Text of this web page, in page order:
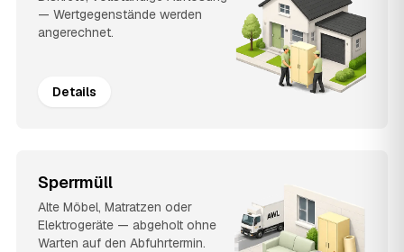
— Wertgegenstände werden
angerechnet.
Details
Sperrmüll
Alte Möbel, Matratzen oder
Elektrogeräte — abgeholt ohne
Warten auf den Abfuhrtermin.